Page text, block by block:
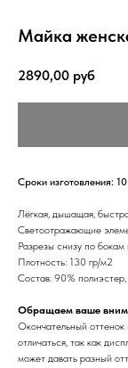
Майка
2890,00 руб
Сроки изготовления:
Лёгкая, дышащая,
Светоотражающие
Разрезы снизу по бокам
Плотность: 130 гр/м2
Состав: 90%
Обращаем ваше
Окончательный
отличаться, так как
может давать разный